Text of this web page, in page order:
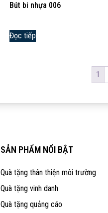
Bút bi nhựa 006
Đọc tiếp
1
SẢN PHẨM NỔI BẬT
Quà tặng thân thiện môi trường
Quà tặng vinh danh
Quà tặng quảng cáo